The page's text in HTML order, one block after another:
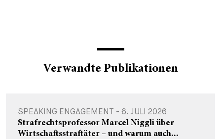
Verwandte Publikationen
SPEAKING ENGAGEMENT - 6. JULI 2026
Strafrechtsprofessor Marcel Niggli über
Wirtschaftsstraftäter – und warum auch...